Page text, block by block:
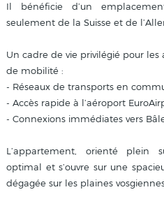
Il bénéficie d’un
seulement de la Suisse et de
Un cadre de vie privilégié pour
de mobilité :
- Réseaux de transports en
- Accès rapide à l’aéroport
- Connexions immédiates vers
L’appartement, orienté plein
optimal et s’ouvre sur une
dégagée sur les plaines